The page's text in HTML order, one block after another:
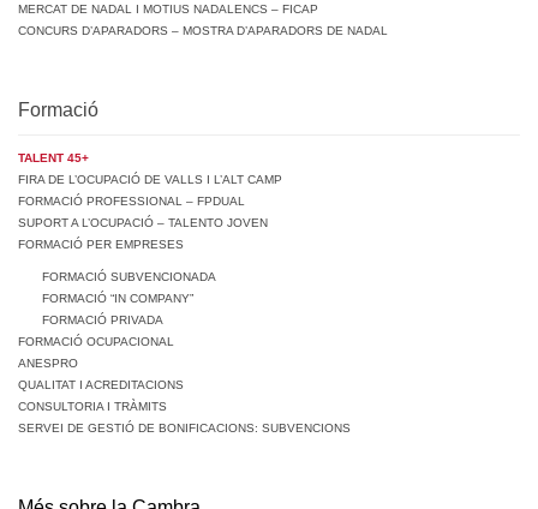
MERCAT DE NADAL I MOTIUS NADALENCS – FICAP
CONCURS D’APARADORS – MOSTRA D’APARADORS DE NADAL
Formació
TALENT 45+
FIRA DE L’OCUPACIÓ DE VALLS I L’ALT CAMP
FORMACIÓ PROFESSIONAL – FPDUAL
SUPORT A L’OCUPACIÓ – TALENTO JOVEN
FORMACIÓ PER EMPRESES
FORMACIÓ SUBVENCIONADA
FORMACIÓ “IN COMPANY”
FORMACIÓ PRIVADA
FORMACIÓ OCUPACIONAL
ANESPRO
QUALITAT I ACREDITACIONS
CONSULTORIA I TRÀMITS
SERVEI DE GESTIÓ DE BONIFICACIONS: SUBVENCIONS